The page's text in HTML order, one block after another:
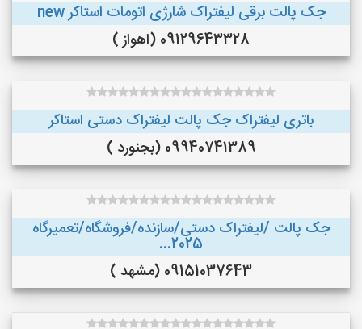
جک پالت برقی لیفتراک شارژی اتومات استاکر new
09129643328 (اهواز )
باتری لیفتراک جک پالت لیفتراک دستی استاکر
09940741389 (بجنورد )
جک پالت /لیفتراک دستی/سازنده/فروشگاه/تعمیرگاه
2025...
09151037643 (مشهد )